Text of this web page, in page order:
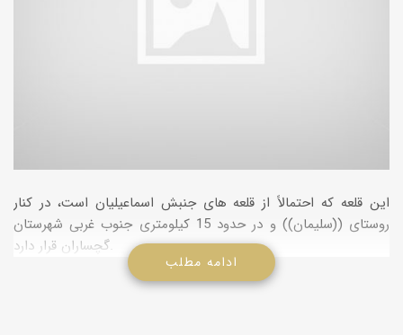
این قلعه که احتمالاً از قلعه ­های جنبش اسماعیلیان است، در کنار
روستای ((سلیمان)) و در حدود 15 کیلومتری جنوب ­غربی شهرستان
ادامه مطلب